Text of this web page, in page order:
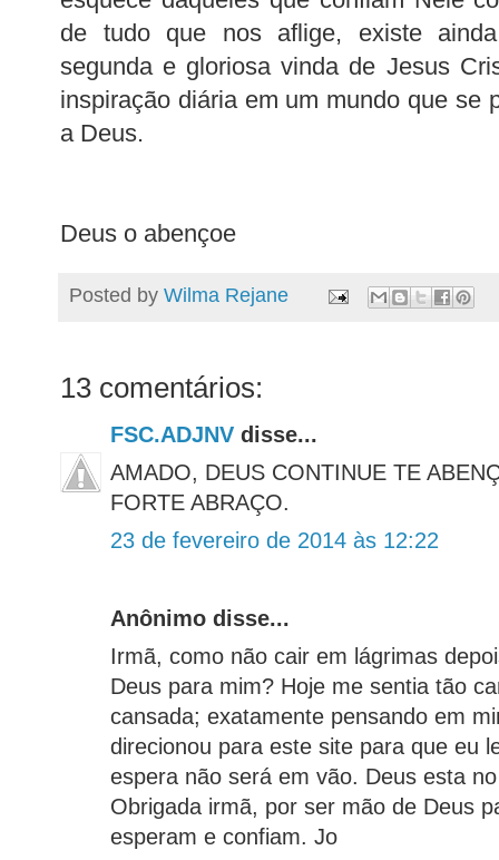
de tudo que nos aflige, existe
segunda e gloriosa vinda de Jesus
inspiração diária em um mundo que se
a Deus.
Deus o abençoe
Posted by Wilma Rejane
13 comentários:
FSC.ADJNV disse...
AMADO, DEUS CONTINUE TE
FORTE ABRAÇO.
23 de fevereiro de 2014 às 12:22
Anônimo disse...
Irmã, como não cair em lágrimas
Deus para mim? Hoje me sentia tão
cansada; exatamente pensando em
direcionou para este site para que eu
espera não será em vão. Deus esta
Obrigada irmã, por ser mão de Deus
esperam e confiam. Jo